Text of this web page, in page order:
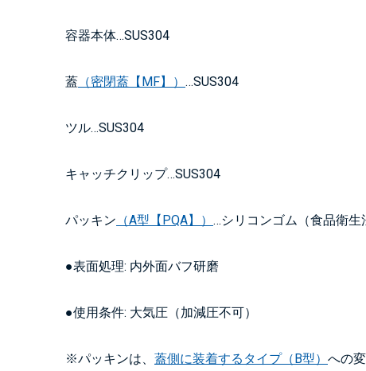
容器本体…SUS304
蓋 （密閉蓋【MF】） …SUS304
ツル…SUS304
キャッチクリップ…SUS304
パッキン （A型【PQA】） …シリコンゴム（食品衛生
●表面処理: 内外面バフ研磨
●使用条件: 大気圧（加減圧不可）
※パッキンは、 蓋側に装着するタイプ（B型） への